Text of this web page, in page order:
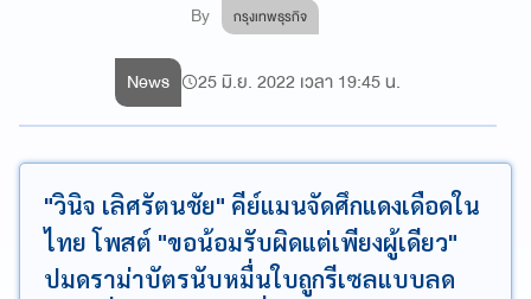
By กรุงเทพธุรกิจ
News 25 มิ.ย. 2022 เวลา 19:45 น.
"วินิจ เลิศรัตนชัย" คีย์แมนจัดศึกแดงเดือดใน
ไทย โพสต์ "ขอน้อมรับผิดแต่เพียงผู้เดียว"
ปมดราม่าบัตรนับหมื่นใบถูกรีเซลแบบลด